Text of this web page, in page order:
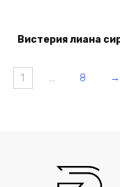
Вистерия лиана
1 … 8 →